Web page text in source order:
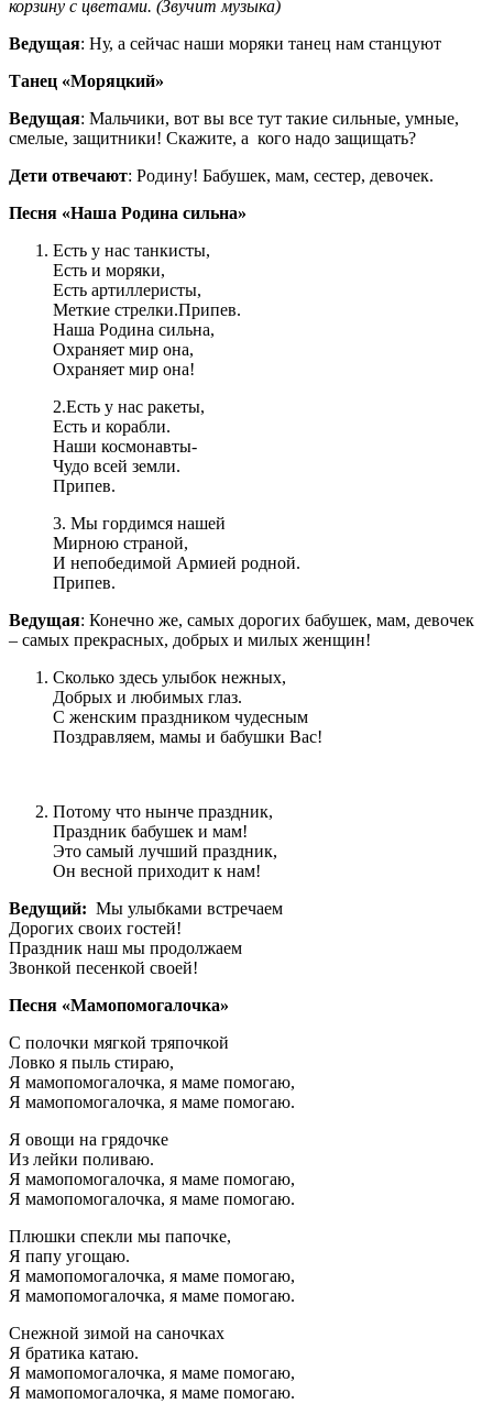
корзину с цветами. (Звучит музыка)
Ведущая: Ну, а сейчас наши моряки танец нам станцуют
Танец «Моряцкий»
Ведущая: Мальчики, вот вы все тут такие сильные, умные,
смелые, защитники! Скажите, а кого надо защищать?
Дети отвечают: Родину! Бабушек, мам, сестер, девочек.
Песня «Наша Родина сильна»
Есть у нас танкисты,
Есть и моряки,
Есть артиллеристы,
Меткие стрелки.Припев.
Наша Родина сильна,
Охраняет мир она,
Охраняет мир она!
2.Есть у нас ракеты,
Есть и корабли.
Наши космонавты-
Чудо всей земли.
Припев.
3. Мы гордимся нашей
Мирною страной,
И непобедимой Армией родной.
Припев.
Ведущая: Конечно же, самых дорогих бабушек, мам, девочек
– самых прекрасных, добрых и милых женщин!
Сколько здесь улыбок нежных,
Добрых и любимых глаз.
С женским праздником чудесным
Поздравляем, мамы и бабушки Вас!
Потому что нынче праздник,
Праздник бабушек и мам!
Это самый лучший праздник,
Он весной приходит к нам!
Ведущий: Мы улыбками встречаем
Дорогих своих гостей!
Праздник наш мы продолжаем
Звонкой песенкой своей!
Песня «Мамопомогалочка»
С полочки мягкой тряпочкой
Ловко я пыль стираю,
Я мамопомогалочка, я маме помогаю,
Я мамопомогалочка, я маме помогаю.
Я овощи на грядочке
Из лейки поливаю.
Я мамопомогалочка, я маме помогаю,
Я мамопомогалочка, я маме помогаю.
Плюшки спекли мы папочке,
Я папу угощаю.
Я мамопомогалочка, я маме помогаю,
Я мамопомогалочка, я маме помогаю.
Снежной зимой на саночках
Я братика катаю.
Я мамопомогалочка, я маме помогаю,
Я мамопомогалочка, я маме помогаю.